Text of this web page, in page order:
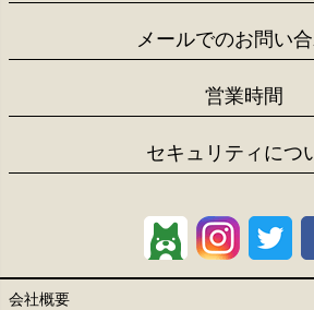
メールでのお問い
営業時間
セキュリティにつ
会社概要